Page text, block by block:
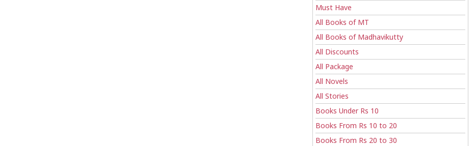
Must Have
All Books of MT
All Books of Madhavikutty
All Discounts
All Package
All Novels
All Stories
Books Under Rs 10
Books From Rs 10 to 20
Books From Rs 20 to 30